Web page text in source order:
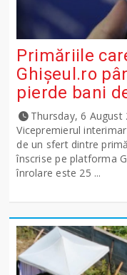
Primăriile
Ghişeul.ro
pierde bani
Thursday, 6 August
Vicepremierul
de un sfert dintre
înscrise pe platforma
înrolare este 25 ...